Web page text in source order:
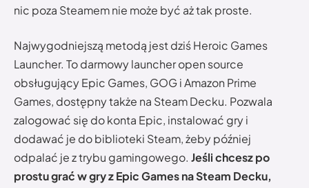
nic poza Steamem nie może być aż tak proste.
Najwygodniejszą metodą jest dziś Heroic Games
Launcher. To darmowy launcher open source
obsługujący Epic Games, GOG i Amazon Prime
Games, dostępny także na Steam Decku. Pozwala
zalogować się do konta Epic, instalować gry i
dodawać je do biblioteki Steam, żeby później
odpalać je z trybu gamingowego. Jeśli chcesz po
prostu grać w gry z Epic Games na Steam Decku,